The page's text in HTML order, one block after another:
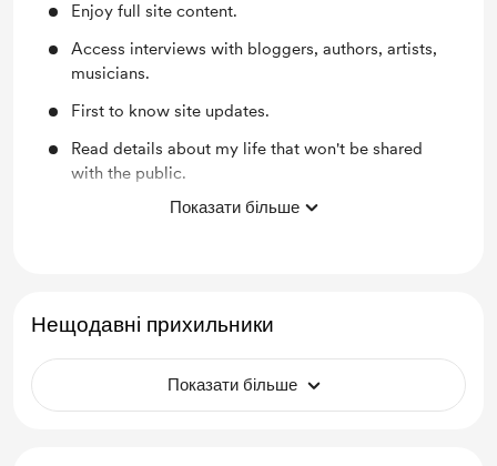
Enjoy full site content.
Access interviews with bloggers, authors, artists,
musicians.
First to know site updates.
Read details about my life that won't be shared
with the public.
Discover books and websites that may help you
Показати більше
Нещодавні прихильники
Показати більше